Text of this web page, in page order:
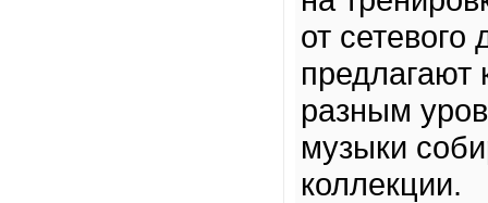
от
предлагают
разным
музыки
коллекции.